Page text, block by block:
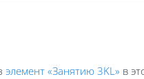
элемент «Занятию 3KL» в